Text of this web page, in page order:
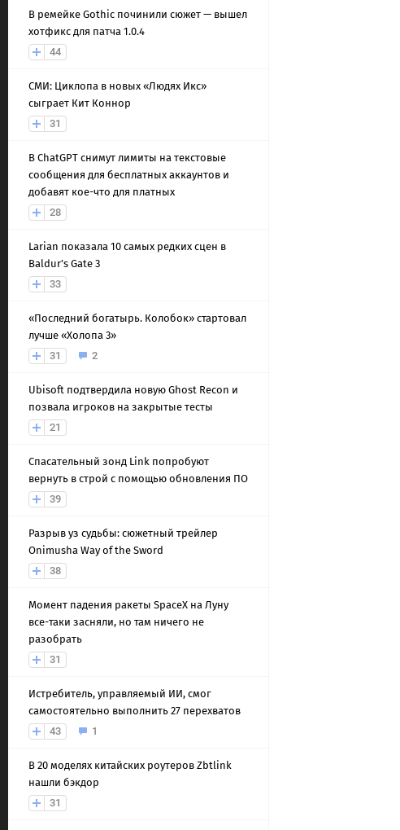
В ремейке Gothic починили сюжет — вышел
хотфикс для патча 1.0.4
44
СМИ: Циклопа в новых «Людях Икс»
сыграет Кит Коннор
31
В ChatGPT снимут лимиты на текстовые
сообщения для бесплатных аккаунтов и
добавят кое-что для платных
28
Larian показала 10 самых редких сцен в
Baldur’s Gate 3
33
«Последний богатырь. Колобок» стартовал
лучше «Холопа 3»
31
2
Ubisoft подтвердила новую Ghost Recon и
позвала игроков на закрытые тесты
21
Спасательный зонд Link попробуют
вернуть в строй с помощью обновления ПО
39
Разрыв уз судьбы: сюжетный трейлер
Onimusha Way of the Sword
38
Момент падения ракеты SpaceX на Луну
все-таки засняли, но там ничего не
разобрать
31
Истребитель, управляемый ИИ, смог
самостоятельно выполнить 27 перехватов
43
1
В 20 моделях китайских роутеров Zbtlink
нашли бэкдор
31